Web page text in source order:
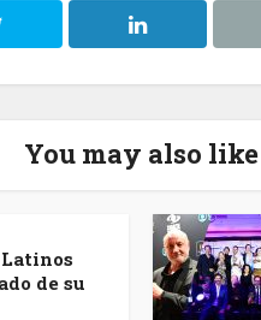
You may also like
Latinos
de su